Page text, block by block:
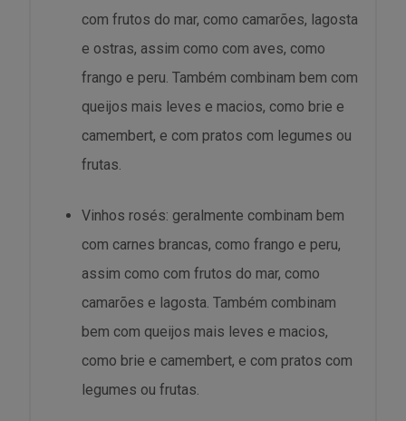
com frutos do mar, como camarões, lagosta
e ostras, assim como com aves, como
frango e peru. Também combinam bem com
queijos mais leves e macios, como brie e
camembert, e com pratos com legumes ou
frutas.
Vinhos rosés: geralmente combinam bem
com carnes brancas, como frango e peru,
assim como com frutos do mar, como
camarões e lagosta. Também combinam
bem com queijos mais leves e macios,
como brie e camembert, e com pratos com
legumes ou frutas.